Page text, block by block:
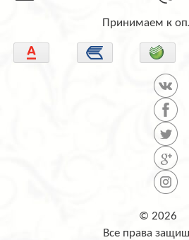
Принимаем к
© 2026
Все права